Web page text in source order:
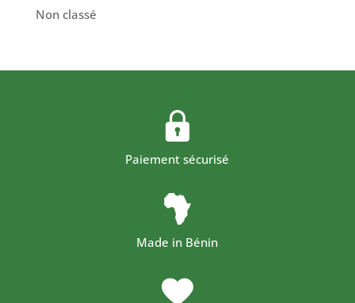
Non classé
Paiement sécurisé
Made in Bénin